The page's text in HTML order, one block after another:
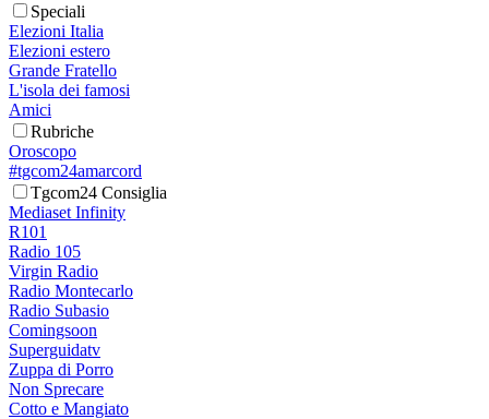
Speciali
Elezioni Italia
Elezioni estero
Grande Fratello
L'isola dei famosi
Amici
Rubriche
Oroscopo
#tgcom24amarcord
Tgcom24 Consiglia
Mediaset Infinity
R101
Radio 105
Virgin Radio
Radio Montecarlo
Radio Subasio
Comingsoon
Superguidatv
Zuppa di Porro
Non Sprecare
Cotto e Mangiato